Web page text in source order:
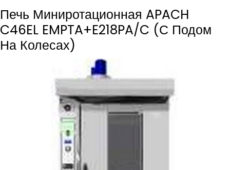
Печь Миниротационная APACH
C46EL EMPTA+E218PA/C (с Подом
На Колесах)